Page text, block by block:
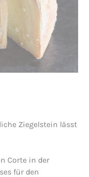
Ziegelstein lässt
Corte in der
für den